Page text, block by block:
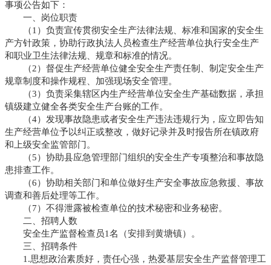
事项公告如下：
一、岗位职责
（1）负责宣传贯彻安全生产法律法规、标准和国家的安全生
产方针政策，协助行政执法人员检查生产经营单位执行安全生产
和职业卫生法律法规、规章和标准的情况。
（2）督促生产经营单位健全安全生产责任制、制定安全生产
规章制度和操作规程、加强现场安全管理。
（3）负责采集辖区内生产经营单位安全生产基础数据，承担
镇级建立健全各类安全生产台账的工作。
（4）发现事故隐患或者安全生产违法违规行为，应立即告知
生产经营单位予以纠正或整改，做好记录并及时报告所在镇政府
和上级安全监管部门。
（5）协助县应急管理部门组织的安全生产专项整治和事故隐
患排查工作。
（6）协助相关部门和单位做好生产安全事故应急救援、事故
调查和善后处理等工作。
（7）不得泄露被检查单位的技术秘密和业务秘密。
二、招聘人数
安全生产监督检查员1名（安排到黄塘镇）。
三、招聘条件
1.思想政治素质好，责任心强，热爱基层安全生产监督管理工